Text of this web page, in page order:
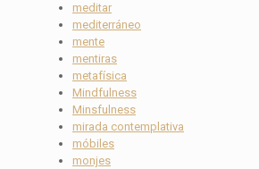
meditar
mediterráneo
mente
mentiras
metafísica
Mindfulness
Minsfulness
mirada contemplativa
móbiles
monjes